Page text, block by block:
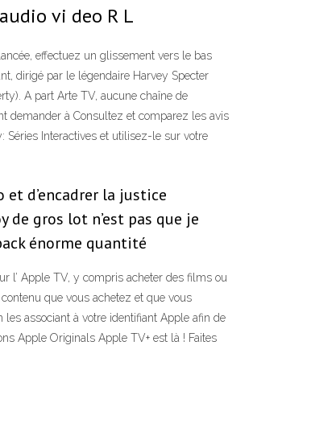
vi deo R L
effectuez un glissement vers le bas
dirigé par le légendaire Harvey Specter
A part Arte TV, aucune chaîne de
demander à ‎Consultez et comparez les avis
Séries Interactives et utilisez-le sur votre
d’encadrer la justice
gros lot n’est pas que je
énorme quantité
l’ Apple TV, y compris acheter des films ou
que vous achetez et que vous
associant à votre identifiant Apple afin de
Apple Originals Apple TV+ est là ! Faites